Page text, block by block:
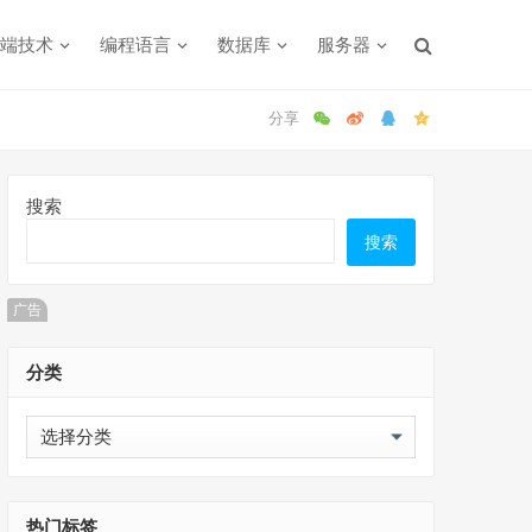
技术 编程语言 数据库 服务器
搜索
搜索
广告
分类
分
类
热门标签